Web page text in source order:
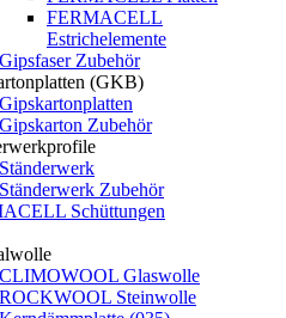
FERMACELL
Estrichelemente
Gipsfaser Zubehör
(GKB)
Gipskartonplatten
Gipskarton Zubehör
Ständerwerk
Ständerwerk Zubehör
Schüttungen
CLIMOWOOL Glaswolle
ROCKWOOL Steinwolle